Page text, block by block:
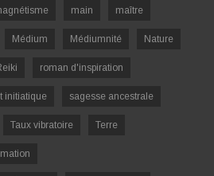
main maître
Médium Médiumnité Nature
roman d'inspiration
initiatique sagesse ancestrale
Taux vibratoire Terre